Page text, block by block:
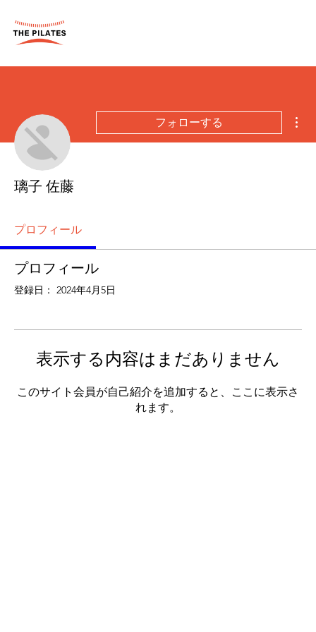
フォローする
璃子 佐藤
プロフィール
プロフィール
登録日： 2024年4月5日
表示する内容はまだありません
このサイト会員が自己紹介を追加すると、ここに表示さ
れます。